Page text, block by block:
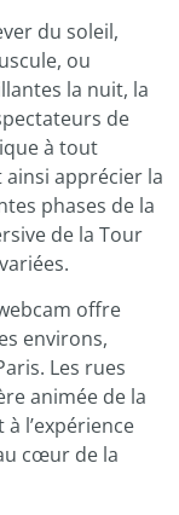
du soleil,
ou
la nuit, la
de
à tout
apprécier la
phases de la
de la Tour
offre
environs,
Les rues
animée de la
l’expérience
cœur de la